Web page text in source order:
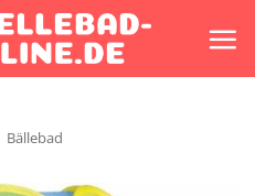
Bällebad